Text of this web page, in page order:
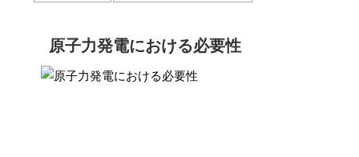
原子力発電における必要性